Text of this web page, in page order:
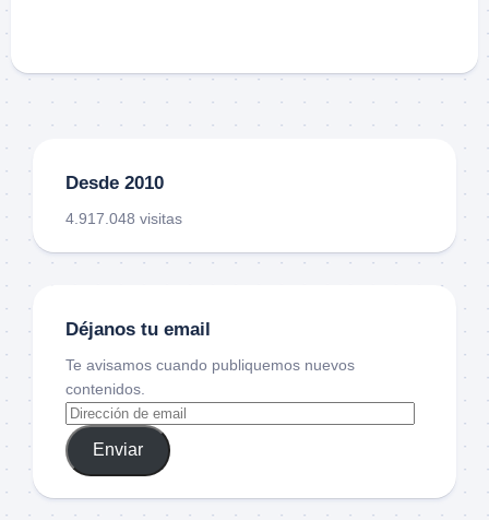
Desde 2010
4.917.048 visitas
Déjanos tu email
Te avisamos cuando publiquemos nuevos
contenidos.
Enviar